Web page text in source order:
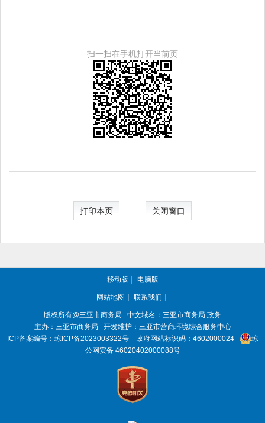
扫一扫在手机打开当前页
打印本页 关闭窗口
移动版 ｜ 电脑版
网站地图 ｜ 联系我们 ｜
版权所有@三亚市商务局
中文域名：三亚市商务局.政务
主办：三亚市商务局
开发维护：三亚市营商环境综合服务中心
ICP备案编号： 琼ICP备2023003322号 政府网站标识码： 4602000024
琼
公网安备 46020402000088号